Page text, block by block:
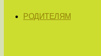
РОДИТЕЛЯМ